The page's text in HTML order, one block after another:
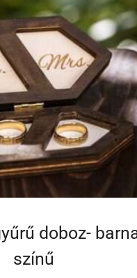
doboz-
színű